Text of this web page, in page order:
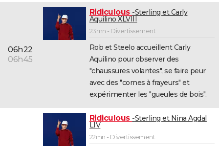
06h22
06h45
Ridiculous Sterling et Carly
Aquilino XLVIII
23mn - Divertissement
Rob et Steelo accueillent Carly
Aquilino pour observer des
"chaussures volantes", se faire peur
avec des "cornes à frayeurs" et
expérimenter les "gueules de bois".
Ridiculous Sterling et Nina Agdal
LIV
22mn - Divertissement